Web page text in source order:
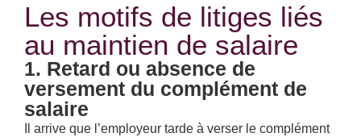
Les motifs de litiges liés
au maintien de salaire
1. Retard ou absence de
versement du complément de
salaire
Il arrive que l’employeur tarde à verser le complément